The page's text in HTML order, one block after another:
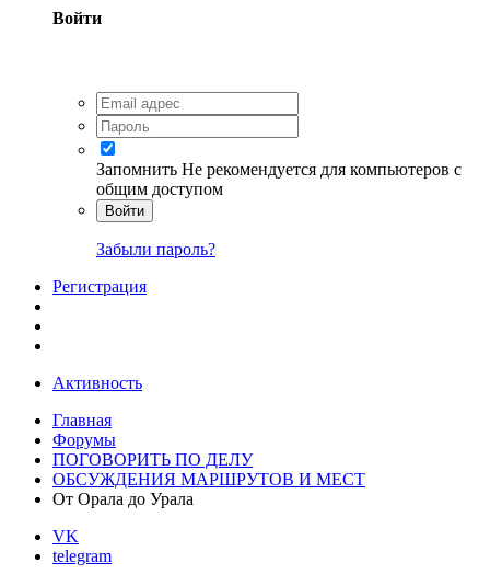
Войти
Запомнить Не рекомендуется для компьютеров с
общим доступом
Войти
Забыли пароль?
Регистрация
Активность
Главная
Форумы
ПОГОВОРИТЬ ПО ДЕЛУ
ОБСУЖДЕНИЯ МАРШРУТОВ И МЕСТ
От Орала до Урала
VK
telegram